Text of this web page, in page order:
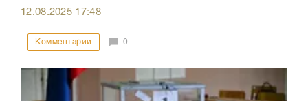
12.08.2025 17:48
Комментарии 0